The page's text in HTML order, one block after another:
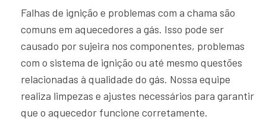
Falhas de ignição e problemas com a chama são
comuns em aquecedores a gás. Isso pode ser
causado por sujeira nos componentes, problemas
com o sistema de ignição ou até mesmo questões
relacionadas à qualidade do gás. Nossa equipe
realiza limpezas e ajustes necessários para garantir
que o aquecedor funcione corretamente.